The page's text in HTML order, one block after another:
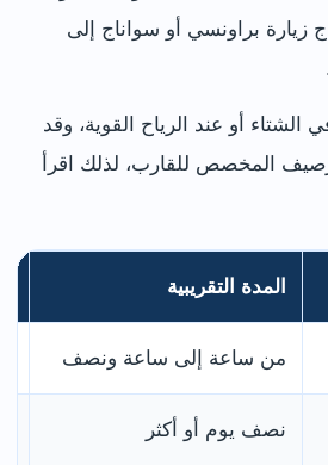
زيارة براونسي أو سواناج إلى
أو عند الرياح القوية، وقد
المخصص للقارب، لذلك اقرأ
المدة التقريبية
من ساعة إلى ساعة ونصف
نصف يوم أو أكثر